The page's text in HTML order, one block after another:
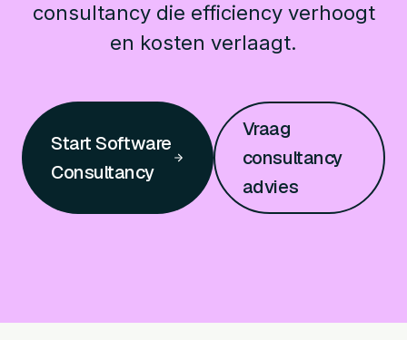
consultancy die efficiency verhoogt
en kosten verlaagt.
Start Software
Consultancy
Vraag
consultancy
advies